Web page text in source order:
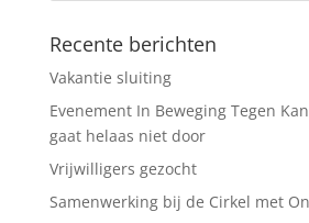
Recente berichten
Vakantie sluiting
Evenement In Beweging Tegen
gaat helaas niet door
Vrijwilligers gezocht
Samenwerking bij de Cirkel met